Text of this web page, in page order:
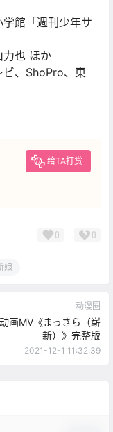
館「週刊少年サ
力也 ほか
、ShoPro、東
给TA打赏
0 0
娘
动漫圈
画MV《まっさら（崭
新）》完整版
2021-12-1 11:32:39